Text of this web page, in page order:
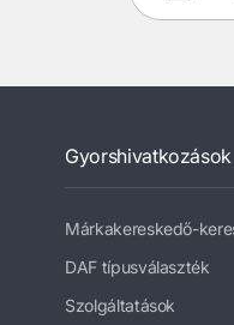
Gyorshivatkozások
Márkakereskedő-
DAF típusválaszték
Szolgáltatások